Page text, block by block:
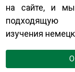
на сайте, и
подходящую
изучения